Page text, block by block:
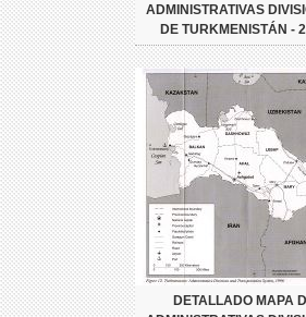
ADMINISTRATIVAS
DE TURKMENISTÁN -
DETALLADO MAPA